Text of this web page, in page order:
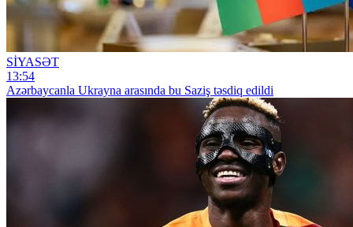
SİYASƏT
13:54
Azərbaycanla Ukrayna arasında bu Saziş təsdiq edildi